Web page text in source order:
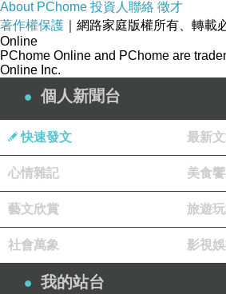
About PChome 投資人聯絡 徵才
著作權保護 ｜網路家庭版權所有、轉載
Online
PChome Online and PChome are
Online Inc.
個人新聞台
快速發文 最新
心情雜記 美食
藝文欣賞 旅遊
社會萬象 影視
我的站台